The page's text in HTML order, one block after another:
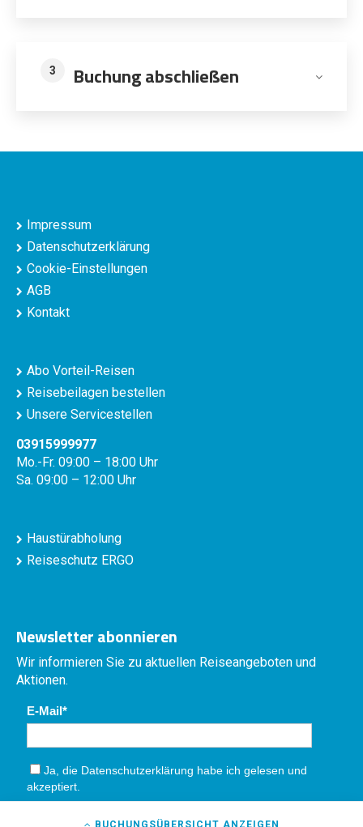
BUCHUNGSÜBERSICHT ANZEIGEN
3 Buchung abschließen
Impressum
Datenschutzerklärung
Cookie-Einstellungen
AGB
Kontakt
Abo Vorteil-Reisen
Reisebeilagen bestellen
Unsere Servicestellen
03915999977
Mo.-Fr. 09:00 – 18:00 Uhr
Sa. 09:00 – 12:00 Uhr
Haustürabholung
Reiseschutz ERGO
Newsletter abonnieren
Wir informieren Sie zu aktuellen Reiseangeboten und
Aktionen.
E-Mail
Ja, die Datenschutzerklärung habe ich gelesen und
akzeptiert.
Absenden